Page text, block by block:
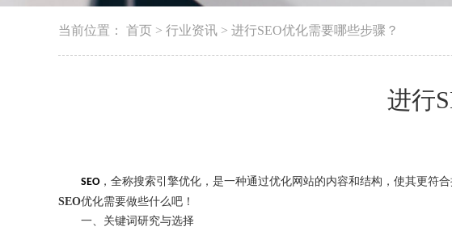
当前位置： 首页 > 行业资讯 > 进行SEO优化需要哪些步骤？
进行
SEO，全称搜索引擎优化，是一种通过优化网站的内容和结构，使其更符
SEO优化需要做些什么吧！
一、关键词研究与选择